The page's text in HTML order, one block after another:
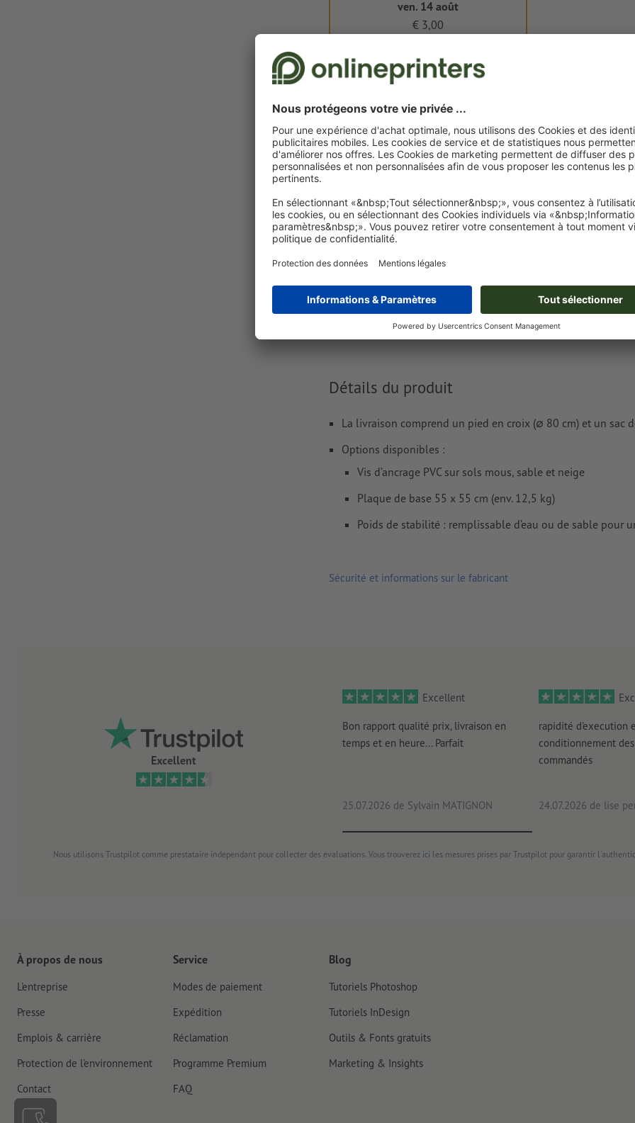
ven. 14 août
€ 3,00
Vous souhaitez une livraison plus rapide ? Choisissez
Fichiers d'impression
nosExigences concernant vos fichiers d'impressions'appliquent
Livraison approx. :
ven. 14 août
Poids: env.1 000 g
Détails du produit
La livraison comprend un pied en croix (∅ 80 cm) et un sac
Options disponibles :
Vis d’ancrage PVC sur sols mous, sable et neige
Plaque de base 55 x 55 cm (env. 12,5 kg)
Poids de stabilité : remplissable d’eau ou de sable pour
Sécurité et informations sur le fabricant
Excellent
Excellent
Bon rapport qualité prix, livraison en
temps et en heure... Parfait
25.07.2026 de Sylvain MATIGNON
rapidité d'execution
conditionnement
commandés
24.07.2026 de lise
Nous utilisons Trustpilot comme prestataire indépendant pour collecter des évaluations. Vous trouverez ici les mesures prises par Trustpilot pour garantir
À propos de nous
L'entreprise
Presse
Emplois & carrière
Protection de l'environnement
Contact
Service
Modes de paiement
Expédition
Réclamation
Programme Premium
FAQ
Blog
Tutoriels Photoshop
Tutoriels InDesign
Outils & Fonts gratuits
Marketing & Insights